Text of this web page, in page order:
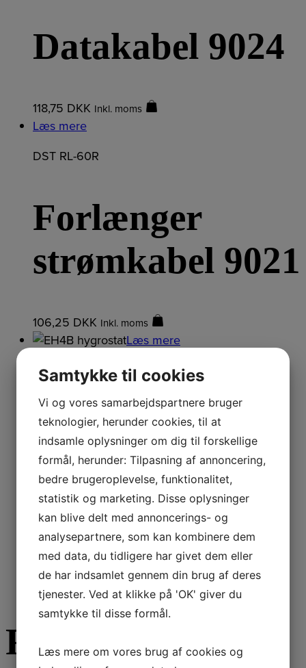
Datakabel 9024
118,75 DKK Inkl. moms
Læs mere
DST RL-60R
Forlænger
strømkabel 9021
106,25 DKK Inkl. moms
Læs mere
DST CS-5
DST Hygrostat
EH4B,
Væg/Kanal
Få et Gratis
Samtykke til cookies
Vi og vores samarbejdspartnere bruger
teknologier, herunder cookies, til at
indsamle oplysninger om dig til forskellige
formål, herunder: Tilpasning af annoncering,
bedre brugeroplevelse, funktionalitet,
statistik og marketing. Disse oplysninger
kan blive delt med annoncerings- og
analysepartnere, som kan kombinere dem
med data, du tidligere har givet dem eller
de har indsamlet gennem din brug af deres
tjenester. Ved at klikke på 'OK' giver du
samtykke til disse formål.
Læs mere om vores brug af cookies og